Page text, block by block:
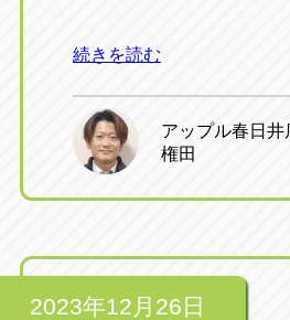
続きを読む
アップル春日井
権田
2023年12月26日